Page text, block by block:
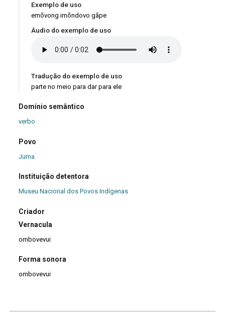
Exemplo de uso
emõvong imõndovo gãpe
Áudio do exemplo de uso
Tradução do exemplo de uso
parte no meio para dar para ele
Domínio semântico
verbo
Povo
Juma
Instituição detentora
Museu Nacional dos Povos Indígenas
Criador
Vernacula
ombovevui
Forma sonora
ombovevui